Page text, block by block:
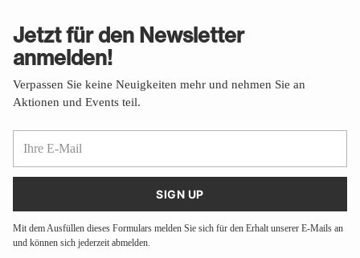
Jetzt für den Newsletter
anmelden!
Verpassen Sie keine Neuigkeiten mehr und nehmen Sie an
Aktionen und Events teil.
SIGN UP
Mit dem Ausfüllen dieses Formulars melden Sie sich für den Erhalt unserer E-Mails an
und können sich jederzeit abmelden.